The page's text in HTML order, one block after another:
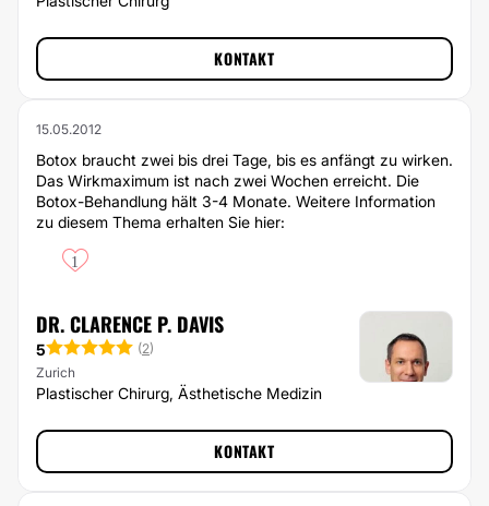
KONTAKT
15.05.2012
Botox braucht zwei bis drei Tage, bis es anfängt zu wirken.
Das Wirkmaximum ist nach zwei Wochen erreicht. Die
Botox-Behandlung hält 3-4 Monate. Weitere Information
zu diesem Thema erhalten Sie hier:
1
DR. CLARENCE P. DAVIS
5 (2)
Zurich
Plastischer Chirurg, Ästhetische Medizin
KONTAKT